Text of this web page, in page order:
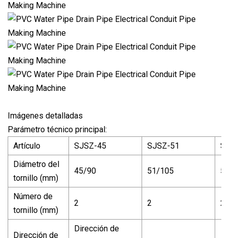
Imágenes detalladas
Parámetro técnico principal:
Artículo
SJSZ-45 SJSZ-51
Diámetro del
tornillo (mm)
45/90 51/105
Número de
tornillo (mm)
2 2 2
Dirección de
Dirección de